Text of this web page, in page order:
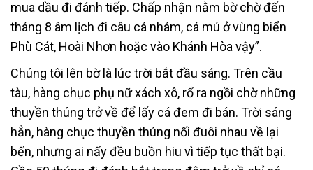
mua dầu đi đánh tiếp. Chấp nhận nằm bờ chờ đến
tháng 8 âm lịch đi câu cá nhám, cá mú ở vùng biển
Phù Cát, Hoài Nhơn hoặc vào Khánh Hòa vậy”.
Chúng tôi lên bờ là lúc trời bắt đầu sáng. Trên cầu
tàu, hàng chục phụ nữ xách xô, rổ ra ngồi chờ những
thuyền thúng trở về để lấy cá đem đi bán. Trời sáng
hẳn, hàng chục thuyền thúng nối đuôi nhau về lại
bến, nhưng ai nấy đều buồn hiu vì tiếp tục thất bại.